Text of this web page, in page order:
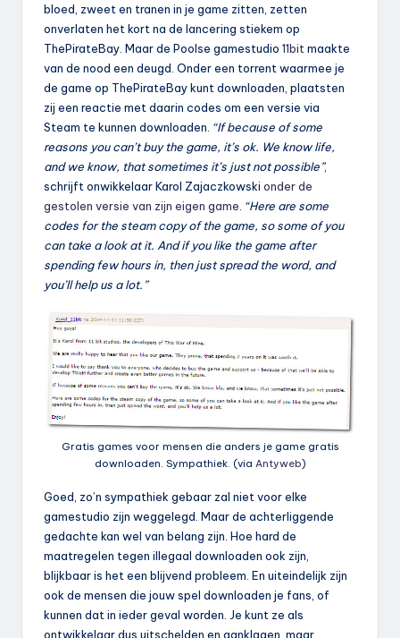
bloed, zweet en tranen in je game zitten, zetten
onverlaten het kort na de lancering stiekem op
ThePirateBay. Maar de Poolse gamestudio 11bit maakte
van de nood een deugd. Onder een torrent waarmee je
de game op ThePirateBay kunt downloaden, plaatsten
zij een reactie met daarin codes om een versie via
Steam te kunnen downloaden. “If because of some
reasons you can’t buy the game, it’s ok. We know life,
and we know, that sometimes it’s just not possible”,
schrijft onwikkelaar Karol Zajaczkowski onder de
gestolen versie van zijn eigen game “Here are some
codes for the steam copy of the game, so some of you
can take a look at it. And if you like the game after
spending few hours in, then just spread the word, and
you’ll help us a lot.”
Gratis games voor mensen die anders je game gratis
downloaden. Sympathiek. (via Antyweb)
Goed, zo’n sympathiek gebaar zal niet voor elke
gamestudio zijn weggelegd. Maar de achterliggende
gedachte kan wel van belang zijn. Hoe hard de
maatregelen tegen illegaal downloaden ook zijn,
blijkbaar is het een blijvend probleem. En uiteindelijk zijn
ook de mensen die jouw spel downloaden je fans, of
kunnen dat in ieder geval worden. Je kunt ze als
ontwikkelaar dus uitschelden en aanklagen, maar